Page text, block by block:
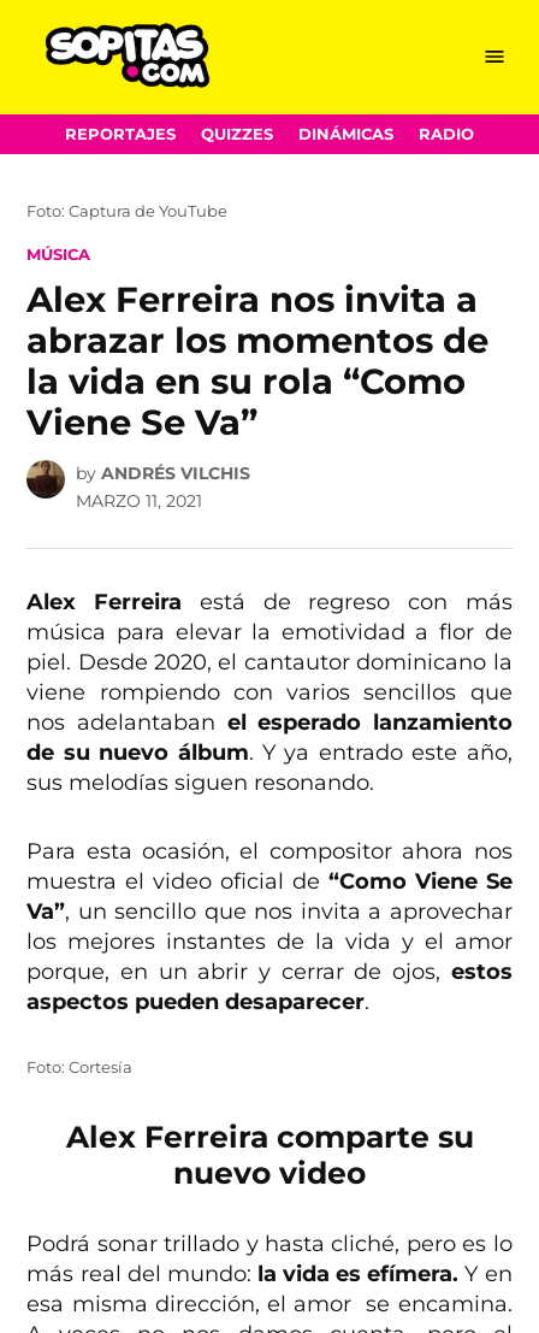
Skip
to
Menu
REPORTAJES QUIZZES DINÁMICAS RADIO
Foto: Captura de YouTube
POSTED
MÚSICA
Alex Ferreira nos invita a
abrazar los momentos de
la vida en su rola “Como
Viene Se Va”
by ANDRÉS VILCHIS
MARZO 11, 2021
Alex Ferreira está de regreso con más
música para elevar la emotividad a flor de
piel. Desde 2020, el cantautor dominicano la
viene rompiendo con varios sencillos que
nos adelantaban el esperado lanzamiento
de su nuevo álbum. Y ya entrado este año,
sus melodías siguen resonando.
Para esta ocasión, el compositor ahora nos
muestra el video oficial de “Como Viene Se
Va”, un sencillo que nos invita a aprovechar
los mejores instantes de la vida y el amor
porque, en un abrir y cerrar de ojos, estos
aspectos pueden desaparecer.
Foto: Cortesía
Alex Ferreira comparte su
nuevo video
Podrá sonar trillado y hasta cliché, pero es lo
más real del mundo: la vida es efímera. Y en
esa misma dirección, el amor se encamina.